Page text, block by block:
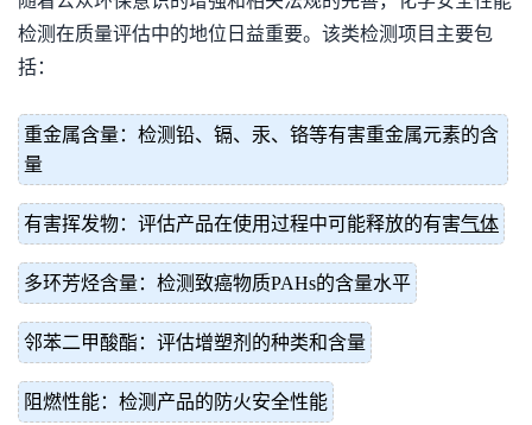
检测在质量评估中的地位日益重要。该类检测项目主要包
括：
重金属含量：检测铅、镉、汞、铬等有害重金属元素的含
量
有害挥发物：评估产品在使用过程中可能释放的有害气体
多环芳烃含量：检测致癌物质PAHs的含量水平
邻苯二甲酸酯：评估增塑剂的种类和含量
阻燃性能：检测产品的防火安全性能